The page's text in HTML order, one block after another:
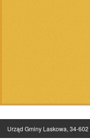
Urząd Gminy Laskowa, 34-